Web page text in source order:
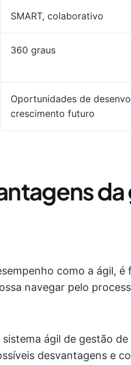
SMART, colaborativo
360 graus
Oportunidades de
crescimento futuro
como a ágil, é
navegar pelo
ágil de gestão
desvantagens e